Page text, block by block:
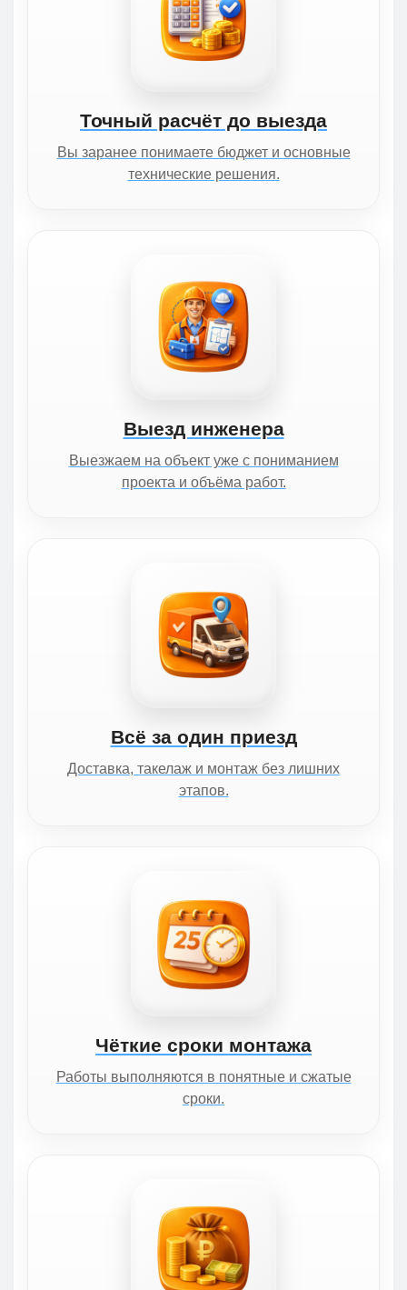
Точный расчёт до выезда
Вы заранее понимаете бюджет и основные
технические решения.
Выезд инженера
Выезжаем на объект уже с пониманием
проекта и объёма работ.
Всё за один приезд
Доставка, такелаж и монтаж без лишних
этапов.
Чёткие сроки монтажа
Работы выполняются в понятные и сжатые
сроки.